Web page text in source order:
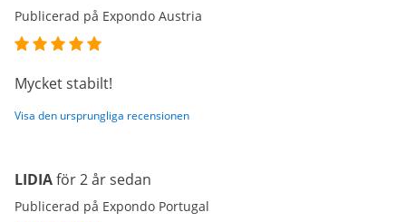
Publicerad på Expondo Austria
Mycket stabilt!
Visa den ursprungliga recensionen
LIDIAför 2 år sedan
Publicerad på Expondo Portugal